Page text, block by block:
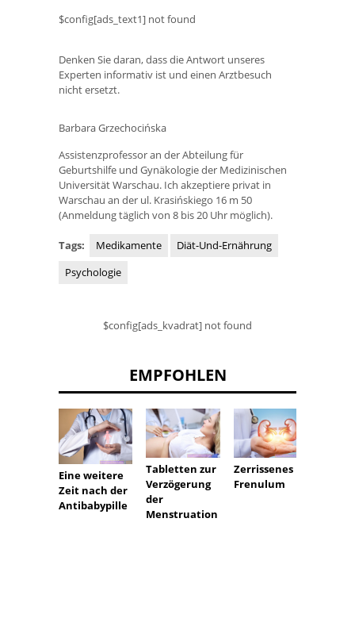
$config[ads_text1] not found
Denken Sie daran, dass die Antwort unseres
Experten informativ ist und einen Arztbesuch
nicht ersetzt.
Barbara Grzechocińska
Assistenzprofessor an der Abteilung für
Geburtshilfe und Gynäkologie der Medizinischen
Universität Warschau. Ich akzeptiere privat in
Warschau an der ul. Krasińskiego 16 m 50
(Anmeldung täglich von 8 bis 20 Uhr möglich).
Tags: Medikamente
Diät-Und-Ernährung
Psychologie
$config[ads_kvadrat] not found
EMPFOHLEN
Eine weitere
Zeit nach der
Antibabypille
Tabletten zur
Verzögerung
der
Menstruation
Zerrissenes
Frenulum